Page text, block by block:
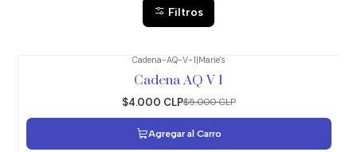
Filtros
Cadena-AQ-V-1 Marie's
Cadena AQ V 1
$4.000 CLP$5.000 CLP
Agregar al Carro